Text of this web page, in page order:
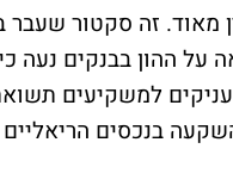
זה סקטור שעבר
בנכסים